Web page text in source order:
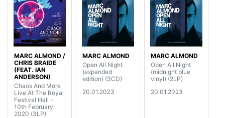
MARC ALMOND /
CHRIS BRAIDE
(FEAT. IAN
ANDERSON)
Chaos And More
Live At The Royal
Festival Hall -
10th February
2020 (3LP)
MARC ALMOND
Open All Night
(expanded
edition) (3CD)
20.01.2023
MARC ALMOND
Open All Night
(midnight blue
vinyl) (2LP)
20.01.2023